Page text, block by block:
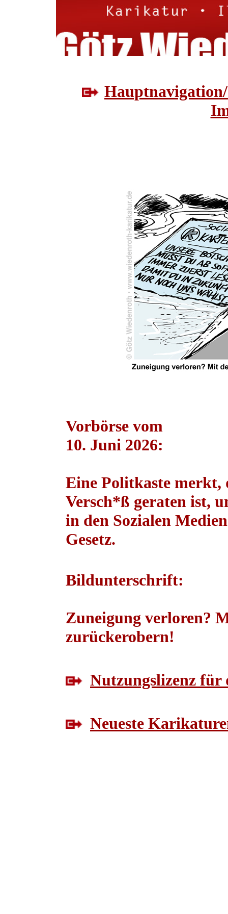
Vorbörse vom
10. Juni 2026:
Eine Politkaste merkt,
Versch*ß geraten ist,
in den Sozialen
Gesetz.
Bildunterschrift:
Zuneigung verloren?
zurückerobern!
Nutzungslizenz
Neueste